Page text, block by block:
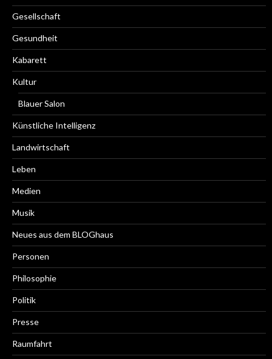
Gesellschaft
Gesundheit
Kabarett
Kultur
Blauer Salon
Künstliche Intelligenz
Landwirtschaft
Leben
Medien
Musik
Neues aus dem BLOGhaus
Personen
Philosophie
Politik
Presse
Raumfahrt